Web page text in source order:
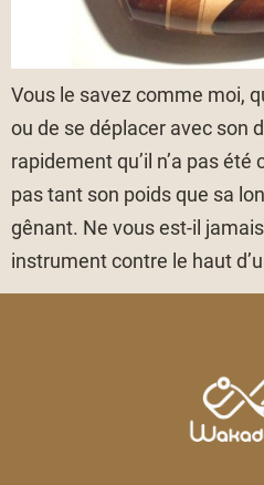
Vous le savez comme moi,
ou de se déplacer avec son
rapidement qu’il n’a pas été
pas tant son poids que sa
gênant. Ne vous est-il
instrument contre le haut